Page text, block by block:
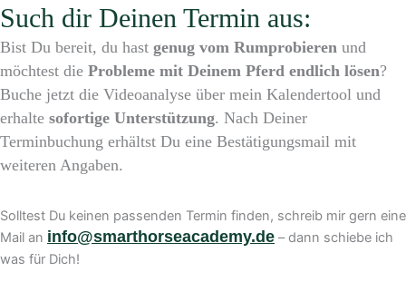
Such dir Deinen Termin aus:
Bist Du bereit, du hast genug vom Rumprobieren und
möchtest die Probleme mit Deinem Pferd endlich lösen?
Buche jetzt die Videoanalyse über mein Kalendertool und
erhalte sofortige Unterstützung. Nach Deiner
Terminbuchung erhältst Du eine Bestätigungsmail mit
weiteren Angaben.
Solltest Du keinen passenden Termin finden, schreib mir gern eine
Mail an info@smarthorseacademy.de – dann schiebe ich
was für Dich!